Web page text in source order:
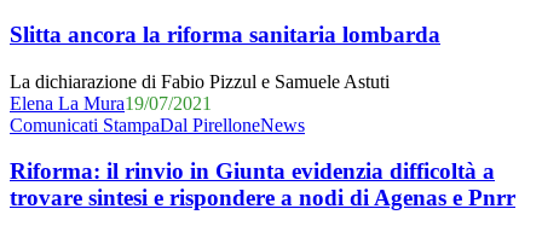
la
riforma
sanitaria
lombarda
Slitta ancora la riforma sanitaria lombarda
La dichiarazione di Fabio Pizzul e Samuele Astuti
Elena La Mura19/07/2021
Riforma:
rinvio
in
Giunta
Comunicati StampaDal PirelloneNews
Riforma: il rinvio in Giunta evidenzia difficoltà a
trovare sintesi e rispondere a nodi di Agenas e Pnrr